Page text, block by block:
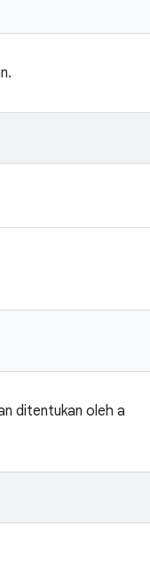
ditentukan oleh a